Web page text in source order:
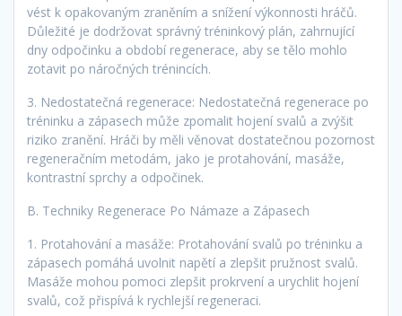
vést k opakovaným zraněním a snížení výkonnosti hráčů.
Důležité je dodržovat správný tréninkový plán, zahrnující
dny odpočinku a období regenerace, aby se tělo mohlo
zotavit po náročných trénincích.
3. Nedostatečná regenerace: Nedostatečná regenerace po
tréninku a zápasech může zpomalit hojení svalů a zvýšit
riziko zranění. Hráči by měli věnovat dostatečnou pozornost
regeneračním metodám, jako je protahování, masáže,
kontrastní sprchy a odpočinek.
B. Techniky Regenerace Po Námaze a Zápasech
1. Protahování a masáže: Protahování svalů po tréninku a
zápasech pomáhá uvolnit napětí a zlepšit pružnost svalů.
Masáže mohou pomoci zlepšit prokrvení a urychlit hojení
svalů, což přispívá k rychlejší regeneraci.